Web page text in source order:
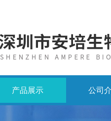
产品展示 公司